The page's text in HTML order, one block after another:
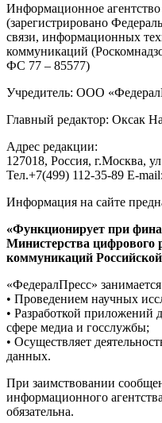
Информационное
(зарегистрировано
связи, информационных
коммуникаций
ФС 77 – 85577)
Учредитель: ООО
Главный редактор: Оксак
Адрес редакции:
127018, Россия, г.Москва,
Тел.+7(499) 112-35-89 E-
Информация на сайте
«Функционирует при
Министерства цифрового
коммуникаций
«ФедералПресс»
• Проведением научных
• Разработкой приложений
сфере медиа и госслужбы;
• Осуществляет
данных.
При заимствовании
информационного
обязательна.